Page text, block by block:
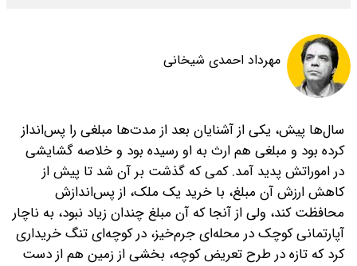
مهرداد احمدی شیخانی
سال‌ها پیش، یکی از آشنایان‌ بعد از مدت‌ها مبلغی را پس‌انداز
کرده بود و مبلغی هم ارث به او رسیده بود و خلاصه گشایشی
در اموراتش پدید آمد. کمی که گذشت بر آن شد تا پیش از
کاهش ارزش آن مبلغ، با خرید یک ملک، از پس‌اندازش
محافظت کند، ولی از آنجا که آن مبلغ چندان زیاد نبود، به ناچار
آپارتمانی کوچک در محله‌ای جرم‌خیز، در کوچه‌ای تنگ خریداری
کرد که تازه‌ در طرح تعریض کوچه، بخشی از زمین هم از دست